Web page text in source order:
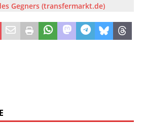
Gegners (transfermarkt.de)